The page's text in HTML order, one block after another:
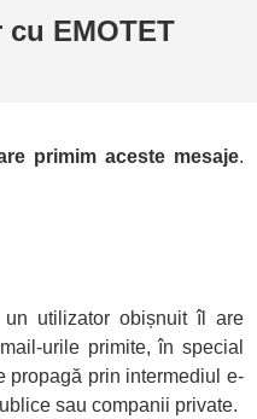
EMOTET
primim aceste mesaje.
utilizator obișnuit îl are
urile primite, în special
propagă prin intermediul e-
sau companii private.